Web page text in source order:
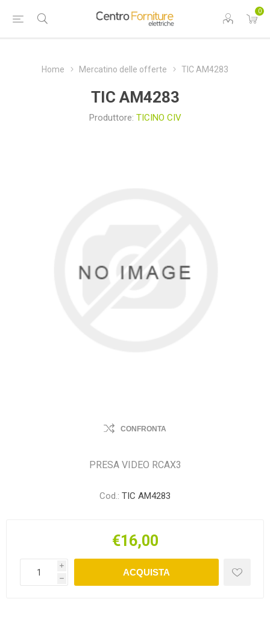
0
Home Mercatino delle offerte TIC AM4283
TIC AM4283
Produttore: TICINO CIV
CONFRONTA
PRESA VIDEO RCAX3
Cod.: TIC AM4283
€16,00
i
h
ACQUISTA